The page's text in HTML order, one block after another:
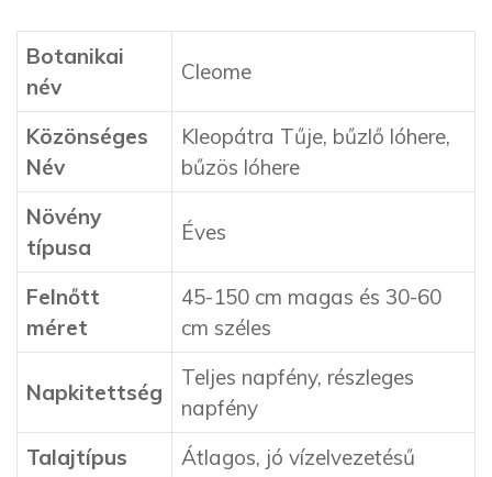
Botanikai
név
Cleome
Közönséges
Név
Kleopátra Tűje, bűzlő lóhere,
bűzös lóhere
Növény
típusa
Éves
Felnőtt
méret
45-150 cm magas és 30-60
cm széles
Napkitettség
Teljes napfény, részleges
napfény
Talajtípus
Átlagos, jó vízelvezetésű